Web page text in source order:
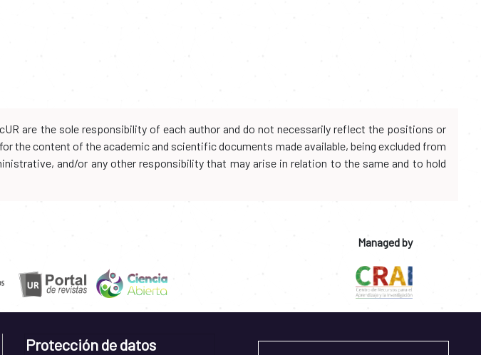
are the sole responsibility of each author and do not necessarily reflect the positions or
the content of the academic and scientific documents made available, being excluded from
and/or any other responsibility that may arise in relation to the same and to hold
Managed by
Protección de datos